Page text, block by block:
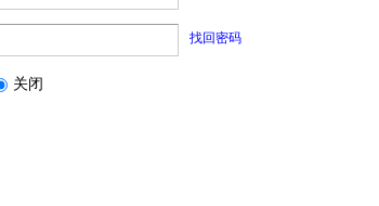
找回密码
关闭